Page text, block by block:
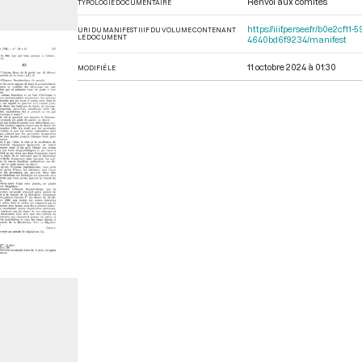
TYPOLOGIE DOCUMENTAIRE
URI DU MANIFEST IIIF DU VOLUME CONTENANT
LE DOCUMENT
https://iiif.persee.fr/
4640bd6f9234/manifest
MODIFIÉ LE 11 octobre 2024 à 01:30